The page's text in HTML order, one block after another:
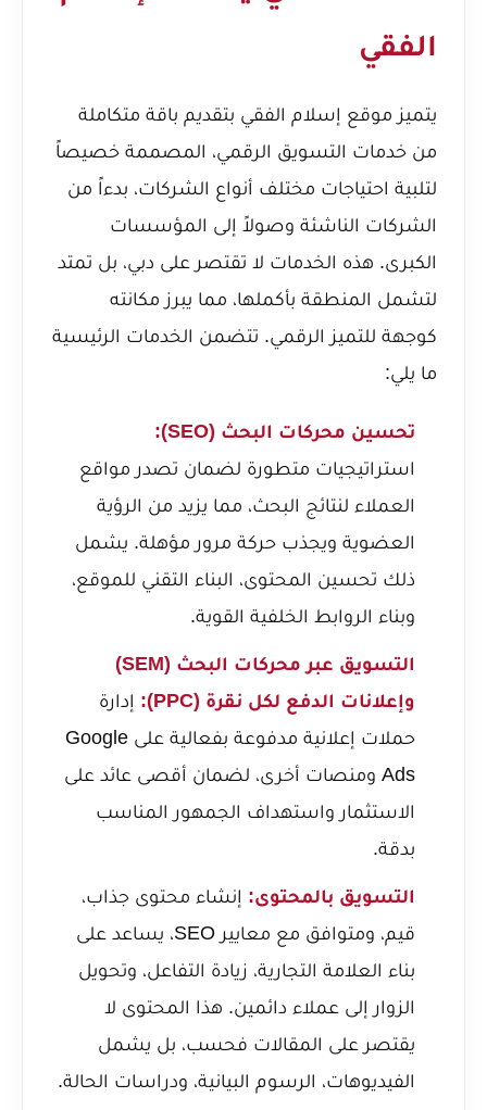
الفقي
يتميز موقع إسلام الفقي بتقديم باقة متكاملة
من خدمات التسويق الرقمي، المصممة خصيصاً
لتلبية احتياجات مختلف أنواع الشركات، بدءاً من
الشركات الناشئة وصولاً إلى المؤسسات
الكبرى. هذه الخدمات لا تقتصر على دبي، بل تمتد
لتشمل المنطقة بأكملها، مما يبرز مكانته
كوجهة للتميز الرقمي. تتضمن الخدمات الرئيسية
ما يلي:
تحسين محركات البحث (SEO):
استراتيجيات متطورة لضمان تصدر مواقع
العملاء لنتائج البحث، مما يزيد من الرؤية
العضوية ويجذب حركة مرور مؤهلة. يشمل
ذلك تحسين المحتوى، البناء التقني للموقع،
وبناء الروابط الخلفية القوية.
التسويق عبر محركات البحث (SEM)
وإعلانات الدفع لكل نقرة (PPC):
إدارة
حملات إعلانية مدفوعة بفعالية على Google
Ads ومنصات أخرى، لضمان أقصى عائد على
الاستثمار واستهداف الجمهور المناسب
بدقة.
التسويق بالمحتوى: إنشاء محتوى جذاب،
قيم، ومتوافق مع معايير SEO، يساعد على
بناء العلامة التجارية، زيادة التفاعل، وتحويل
الزوار إلى عملاء دائمين. هذا المحتوى لا
يقتصر على المقالات فحسب، بل يشمل
الفيديوهات، الرسوم البيانية، ودراسات الحالة.